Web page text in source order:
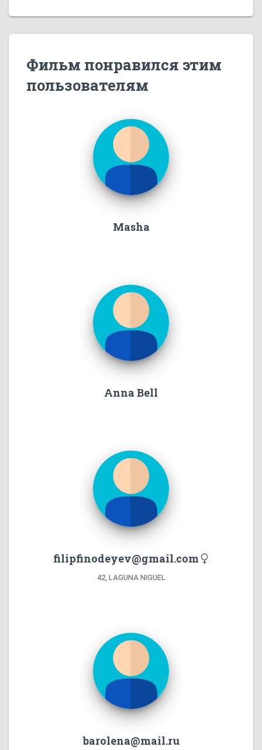
Фильм понравился этим
пользователям
Masha
Anna Bell
filipfinodeyev@gmail.com
42, LAGUNA NIGUEL
barolena@mail.ru